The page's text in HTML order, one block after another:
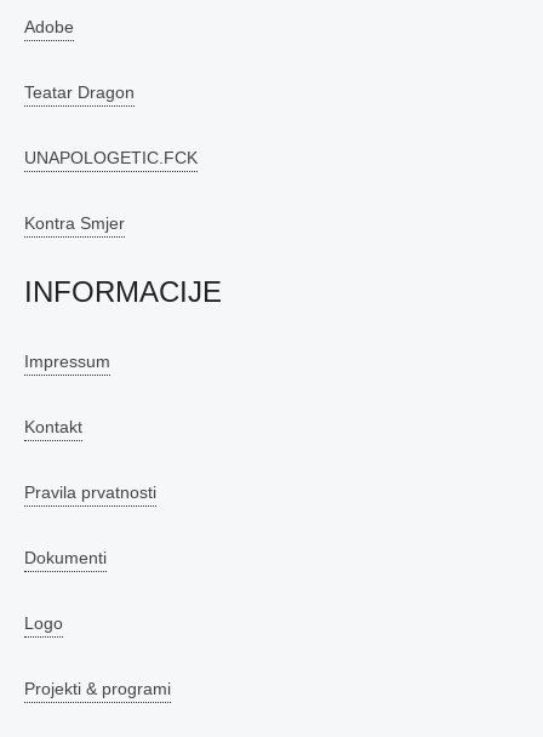
Adobe
Teatar Dragon
UNAPOLOGETIC.FCK
Kontra Smjer
INFORMACIJE
Impressum
Kontakt
Pravila prvatnosti
Dokumenti
Logo
Projekti & programi